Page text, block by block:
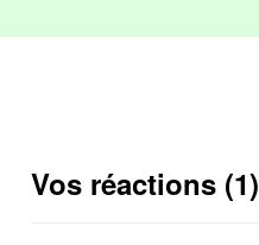
Vos réactions (1)